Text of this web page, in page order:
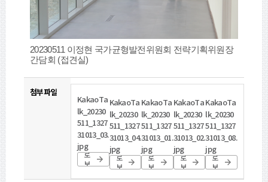
20230511 이정현 국가균형발전위원회 전략기획위원장
간담회 (접견실)
첨부파일
KakaoTa
lk_20230
511_1327
31013_03.
jpg
바
로
보
KakaoTa
lk_20230
511_1327
31013_04.
jpg
바
로
보
기
KakaoTa
lk_20230
511_1327
31013_01.
jpg
바
로
보
기
KakaoTa
lk_20230
511_1327
31013_02.
jpg
바
로
보
기
KakaoTa
lk_20230
511_1327
31013_08.
jpg
바
로
보
기